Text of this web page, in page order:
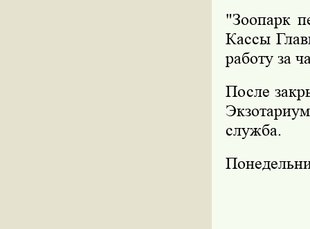
"Зоопарк
Кассы
работу за
После
служба.